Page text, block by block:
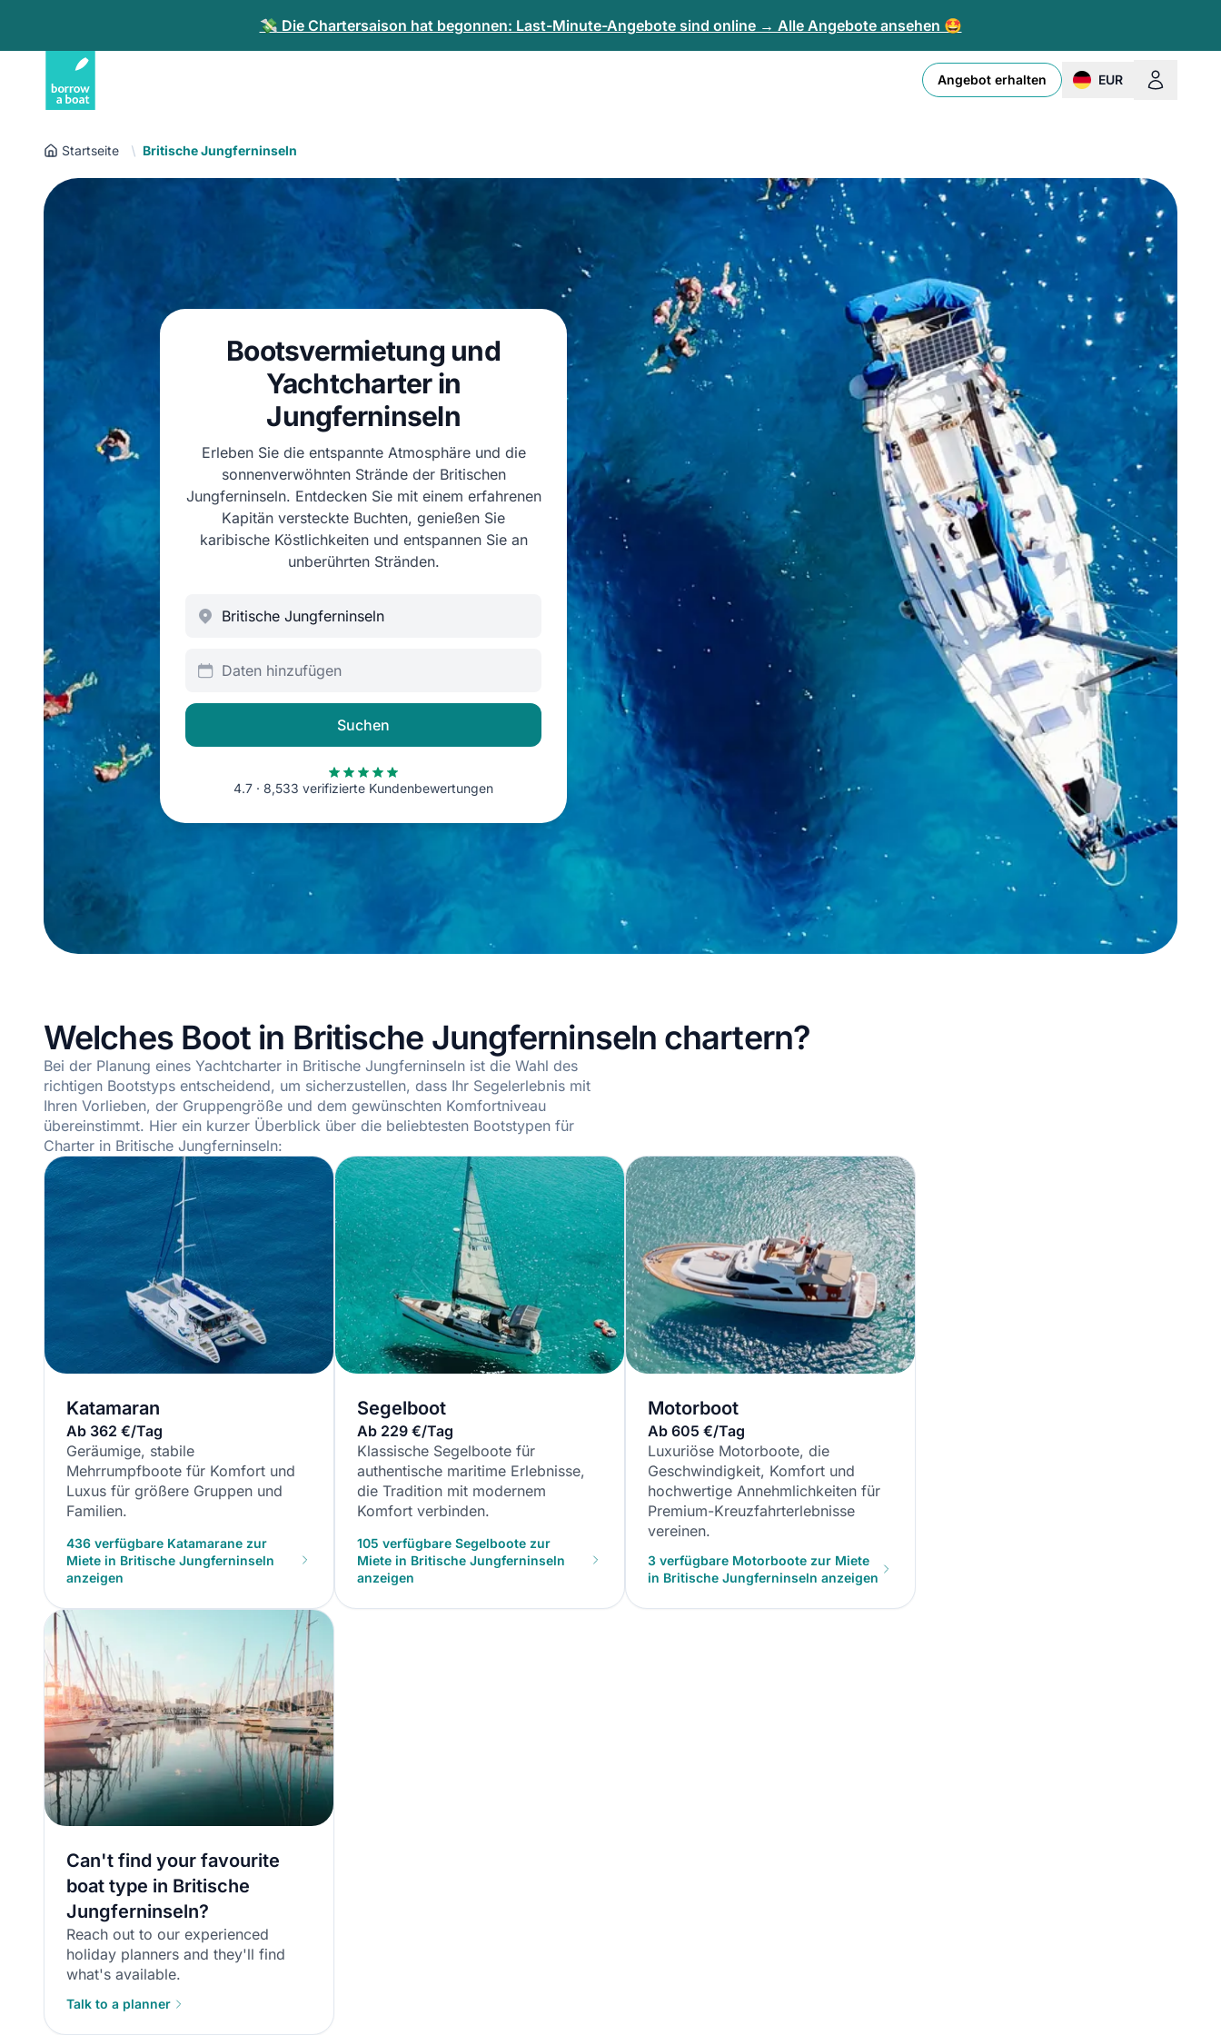
💸 Die Chartersaison hat begonnen: Last-Minute-Angebote sind online → Alle Angebote ansehen 🤩
Angebot erhalten EUR
change currency or
Startseite Britische Jungferninseln
Bootsvermietung und
Yachtcharter in
Jungferninseln
Erleben Sie die entspannte Atmosphäre und die
sonnenverwöhnten Strände der Britischen
Jungferninseln. Entdecken Sie mit einem erfahrenen
Kapitän versteckte Buchten, genießen Sie
karibische Köstlichkeiten und entspannen Sie an
unberührten Stränden.
Daten hinzufügen
Suchen
4.7 · 8,533 verifizierte Kundenbewertungen
Welches Boot in Britische Jungferninseln chartern?
Bei der Planung eines Yachtcharter in Britische Jungferninseln ist die Wahl des
richtigen Bootstyps entscheidend, um sicherzustellen, dass Ihr Segelerlebnis mit
Ihren Vorlieben, der Gruppengröße und dem gewünschten Komfortniveau
übereinstimmt. Hier ein kurzer Überblick über die beliebtesten Bootstypen für
Charter in Britische Jungferninseln:
Katamaran
Ab 362 €/Tag
Geräumige, stabile
Mehrrumpfboote für Komfort und
Luxus für größere Gruppen und
Familien.
436 verfügbare Katamarane zur
Miete in Britische Jungferninseln
anzeigen
Segelboot
Ab 229 €/Tag
Klassische Segelboote für
authentische maritime Erlebnisse,
die Tradition mit modernem
Komfort verbinden.
105 verfügbare Segelboote zur
Miete in Britische Jungferninseln
anzeigen
Motorboot
Ab 605 €/Tag
Luxuriöse Motorboote, die
Geschwindigkeit, Komfort und
hochwertige Annehmlichkeiten für
Premium-Kreuzfahrterlebnisse
vereinen.
3 verfügbare Motorboote zur Miete
in Britische Jungferninseln anzeigen
Can't find your favourite
boat type in Britische
Jungferninseln?
Reach out to our experienced
holiday planners and they'll find
what's available.
Talk to a planner